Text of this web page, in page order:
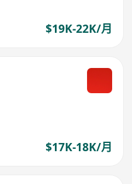
$19K-22K/月
$17K-18K/月